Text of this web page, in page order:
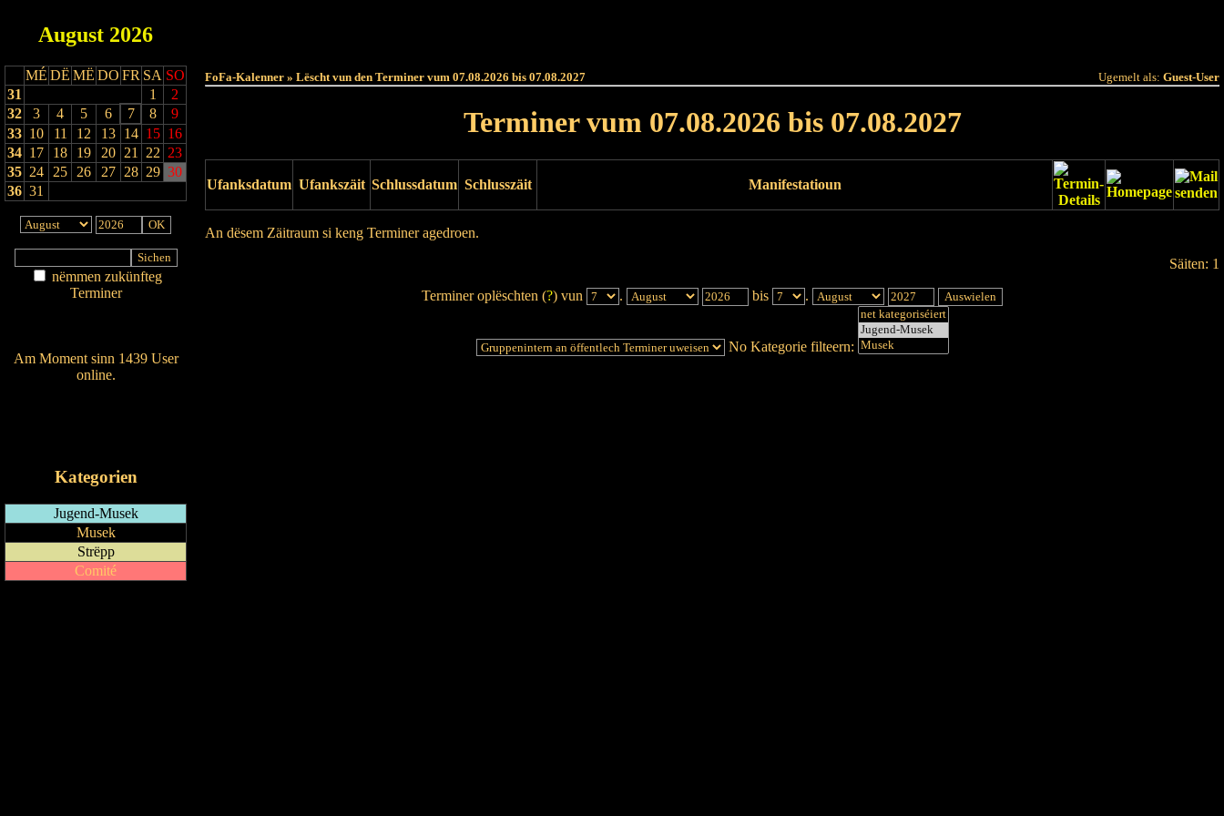
August 2026
MÉ DË MË DO FR SA SO
31
1
2
32
3 4 5 6 7 8
9
33 10 11 12 13 14 15 16
34 17 18 19 20 21 22 23
35 24 25 26 27 28 29 30
36 31
nëmmen zukünfteg
Terminer
Am Moment sinn 1439 User
online.
Kategorien
Jugend-Musek
Musek
Strëpp
Comité
FoFa-Kalenner » Lëscht vun den Terminer vum 07.08.2026 bis 07.08.2027 Ugemelt als: Guest-User
Terminer vum 07.08.2026 bis 07.08.2027
Ufanksdatum Ufankszäit Schlussdatum Schlusszäit Manifestatioun
An dësem Zäitraum si keng Terminer agedroen.
Säiten: 1
Terminer oplëschten (?) vun . bis .
No Kategorie filteern: